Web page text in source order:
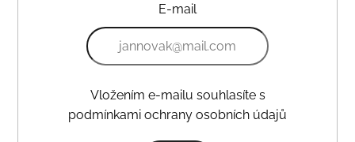
E-mail
podmínkami ochrany osobních údajů